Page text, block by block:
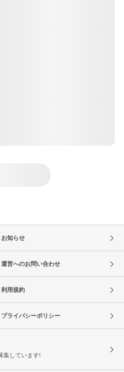
お知らせ
運営へのお問い合わせ
利用規約
プライバシーポリシー
集しています!